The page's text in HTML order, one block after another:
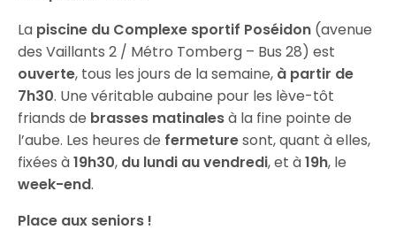
La piscine du Complexe sportif Poséidon (avenue
des Vaillants 2 / Métro Tomberg – Bus 28) est
ouverte, tous les jours de la semaine, à partir de
7h30. Une véritable aubaine pour les lève-tôt
friands de brasses matinalesà la fine pointe de
l’aube. Les heures de fermeturesont, quant à elles,
fixées à19h30, du lundi au vendredi, et à19h, le
week-end.
Place aux seniors !